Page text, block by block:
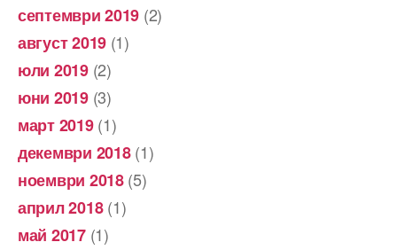
септември 2019 (2)
август 2019 (1)
юли 2019(2)
юни 2019(3)
март 2019(1)
декември 2018(1)
ноември 2018(5)
април 2018(1)
май 2017(1)